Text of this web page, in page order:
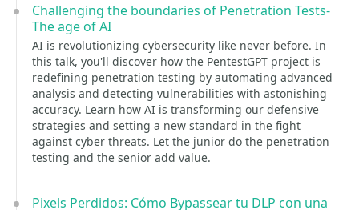
Challenging the boundaries of Penetration Tests-
The age of AI
AI is revolutionizing cybersecurity like never before. In
this talk, you'll discover how the PentestGPT project is
redefining penetration testing by automating advanced
analysis and detecting vulnerabilities with astonishing
accuracy. Learn how AI is transforming our defensive
strategies and setting a new standard in the fight
against cyber threats. Let the junior do the penetration
testing and the senior add value.
Pixels Perdidos: Cómo Bypassear tu DLP con una